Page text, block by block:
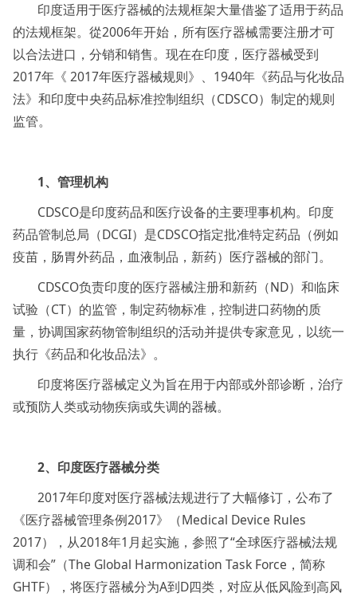
印度适用于医疗器械的法规框架大量借鉴了适用于药品
的法规框架。從2006年开始，所有医疗器械需要注册才可
以合法进口，分销和销售。现在在印度，医疗器械受到
2017年《 2017年医疗器械规则》、1940年《药品与化妆品
法》和印度中央药品标准控制组织（CDSCO）制定的规则
监管。
1、管理机构
CDSCO是印度药品和医疗设备的主要理事机构。印度
药品管制总局（DCGI）是CDSCO指定批准特定药品（例如
疫苗，肠胃外药品，血液制品，新药）医疗器械的部门。
CDSCO负责印度的医疗器械注册和新药（ND）和临床
试验（CT）的监管，制定药物标准，控制进口药物的质
量，协调国家药物管制组织的活动并提供专家意见，以统一
执行《药品和化妆品法》。
印度将医疗器械定义为旨在用于内部或外部诊断，治疗
或预防人类或动物疾病或失调的器械。
2、印度医疗器械分类
2017年印度对医疗器械法规进行了大幅修订，公布了
《医疗器械管理条例2017》（Medical Device Rules
2017），从2018年1月起实施，参照了“全球医疗器械法规
调和会”（The Global Harmonization Task Force，简称
GHTF），将医疗器械分为A到D四类，对应从低风险到高风